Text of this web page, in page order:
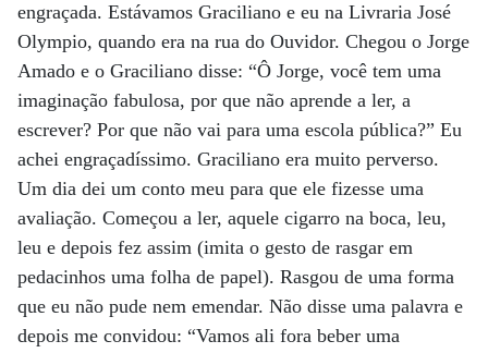
engraçada. Estávamos Graciliano e eu na Livraria José
Olympio, quando era na rua do Ouvidor. Chegou o Jorge
Amado e o Graciliano disse: “Ô Jorge, você tem uma
imaginação fabulosa, por que não aprende a ler, a
escrever? Por que não vai para uma escola pública?” Eu
achei engraçadíssimo. Graciliano era muito perverso.
Um dia dei um conto meu para que ele fizesse uma
avaliação. Começou a ler, aquele cigarro na boca, leu,
leu e depois fez assim (imita o gesto de rasgar em
pedacinhos uma folha de papel). Rasgou de uma forma
que eu não pude nem emendar. Não disse uma palavra e
depois me convidou: “Vamos ali fora beber uma